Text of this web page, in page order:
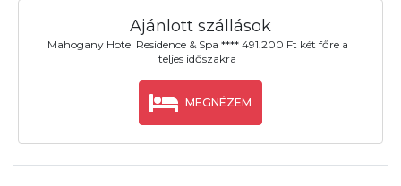
Ajánlott szállások
Mahogany Hotel Residence & Spa **** 491.200 Ft két főre a
teljes időszakra
MEGNÉZEM